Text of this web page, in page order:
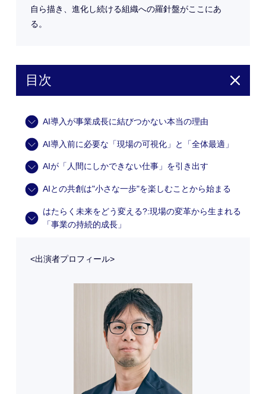
自ら描き、進化し続ける組織への羅針盤がここにあ
る。
目次
AI導入が事業成長に結びつかない本当の理由
AI導入前に必要な「現場の可視化」と「全体最適」
AIが「人間にしかできない仕事」を引き出す
AIとの共創は"小さな一歩"を楽しむことから始まる
はたらく未来をどう変える?:現場の変革から生まれる
「事業の持続的成長」
<出演者プロフィール>